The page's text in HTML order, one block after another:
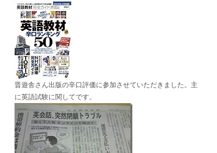
晋遊舎さん出版の辛口評価に参加させていただきました。主
に英語試験に関してです。